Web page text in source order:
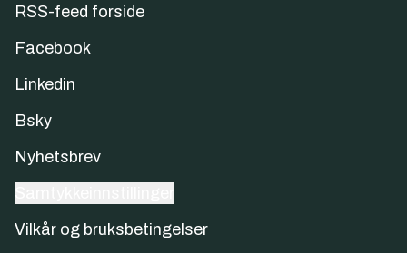
RSS-feed forside
Facebook
Linkedin
Bsky
Nyhetsbrev
Vilkår og bruksbetingelser